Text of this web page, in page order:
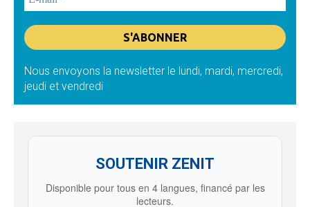
Nous envoyons la newsletter le lundi, mardi, mercredi,
jeudi et vendredi
SOUTENIR ZENIT
Disponible pour tous en 4 langues, financé par les
lecteurs.